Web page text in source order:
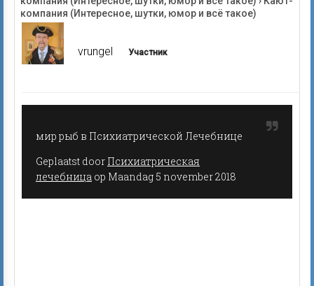
компания (Интересное, шутки, юмор и всё такое)
vrungel Участник
мир рыб в Психиатрической Лечебнице
Geplaatst door Психиатрическая
лечебница op Maandag 5 november 2018